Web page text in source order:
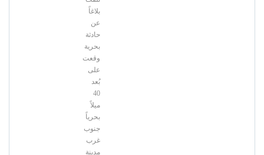
بلاغاً
عن
حادثة
بحرية
وقعت
على
بُعد
40
ميلاً
بحرياً
جنوب
غرب
مدينة